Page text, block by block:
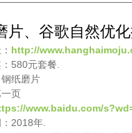
片、谷歌自然优
http://
580元套餐.
纸磨片
页
www.baidu.com/
2018年.